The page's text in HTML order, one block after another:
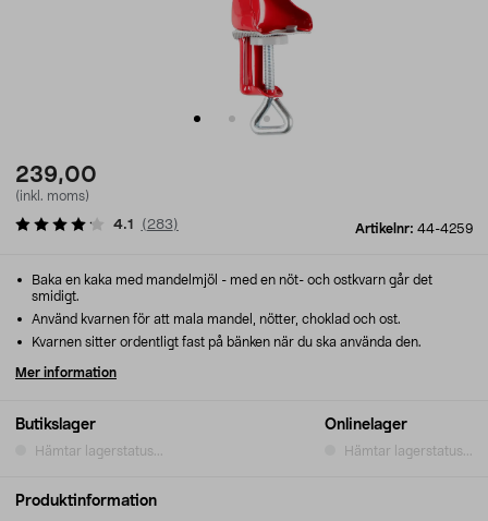
239,00
(inkl. moms)
Artikelnr: 44-4259
4.1 ( 283)
Butikslager
Hämtar lagerstatus...
Onlinelager
Hämtar lagerstatus...
Baka en kaka med mandelmjöl - med en nöt- och ostkvarn går det
smidigt.
Använd kvarnen för att mala mandel, nötter, choklad och ost.
Kvarnen sitter ordentligt fast på bänken när du ska använda den.
Mer information
Produktinformation